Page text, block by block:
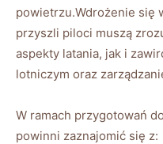
powietrzu.Wdrożenie się
przyszli piloci muszą
aspekty latania, jak i
lotniczym oraz
W ramach przygotowań
powinni zaznajomić się z: